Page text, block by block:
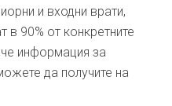
и входни врати,
в 90% от конкретните
информация за
да получите на